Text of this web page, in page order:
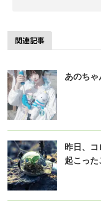
関連記事
あのちゃ
昨日、
起こった